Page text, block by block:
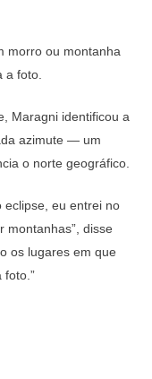
morro ou montanha
a foto.
Maragni identificou a
azimute — um
o norte geográfico.
eclipse, eu entrei no
montanhas”, disse
os lugares em que
foto.”